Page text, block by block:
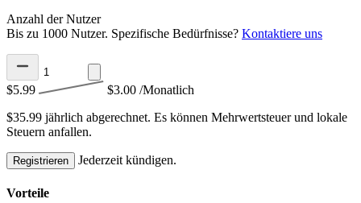
Anzahl der Nutzer
Bis zu 1000 Nutzer. Spezifische Bedürfnisse? Kontaktiere uns
$5.99 $3.00 /Monatlich
$35.99 jährlich abgerechnet. Es können Mehrwertsteuer und lokale
Steuern anfallen.
Registrieren Jederzeit kündigen.
Vorteile